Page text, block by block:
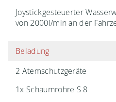
Joystickgesteuerter
von 2000l/min an der
Beladung
2 Atemschutzgeräte
1x Schaumrohre S 8